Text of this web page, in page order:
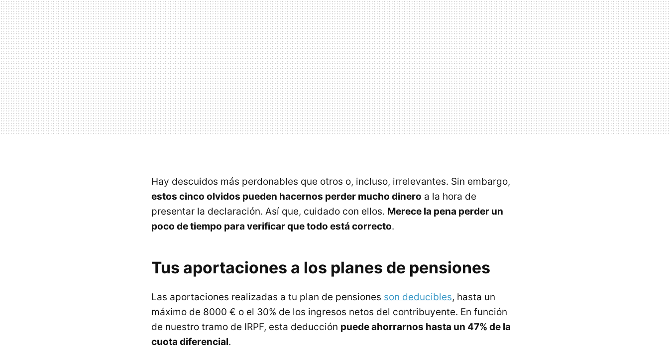
Hay descuidos más perdonables que otros o, incluso, irrelevantes. Sin embargo,
estos cinco olvidos pueden hacernos perder mucho dinero a la hora de
presentar la declaración. Así que, cuidado con ellos. Merece la pena perder un
poco de tiempo para verificar que todo está correcto.
Tus aportaciones a los planes de pensiones
Las aportaciones realizadas a tu plan de pensiones son deducibles, hasta un
máximo de 8000 € o el 30% de los ingresos netos del contribuyente. En función
de nuestro tramo de IRPF, esta deducción puede ahorrarnos hasta un 47% de la
cuota diferencial.